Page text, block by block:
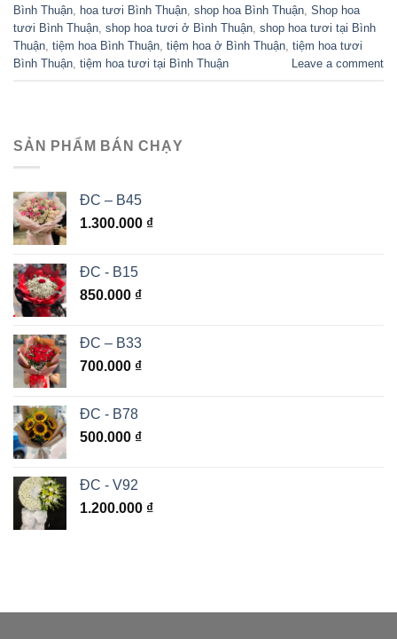
Bình Thuận
hoa tươi Bình Thuận shop hoa Bình Thuận Shop hoa
tươi Bình Thuận shop hoa tươi ở Bình Thuận shop hoa tươi tại Bình
Thuận tiệm hoa Bình Thuận tiệm hoa ở Bình Thuận tiệm hoa tươi
Bình Thuận tiệm hoa tươi tại Bình Thuận Leave a comment
SẢN PHẨM BÁN CHẠY
ĐC – B45
1.300.000 ₫
ĐC - B15
850.000 ₫
ĐC – B33
700.000 ₫
ĐC - B78
500.000 ₫
ĐC - V92
1.200.000 ₫